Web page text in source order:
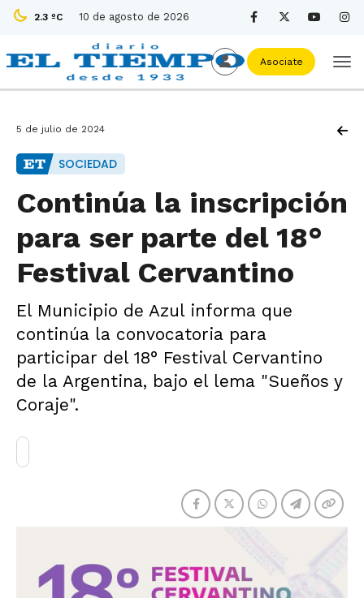
2.3 ºC 10 de agosto de 2026
Asociate
5 de julio de 2024
SOCIEDAD
Continúa la inscripción
para ser parte del 18°
Festival Cervantino
El Municipio de Azul informa que
continúa la convocatoria para
participar del 18° Festival Cervantino
de la Argentina, bajo el lema "Sueños y
Coraje".